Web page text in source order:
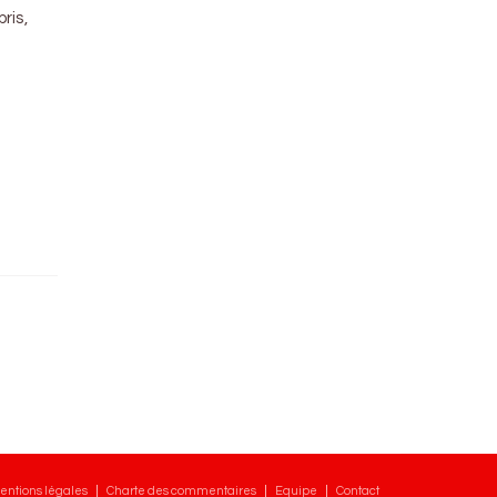
légales Charte des commentaires Equipe Contact